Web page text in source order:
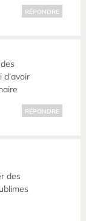
RÉPONDRE
RÉPONDRE
des